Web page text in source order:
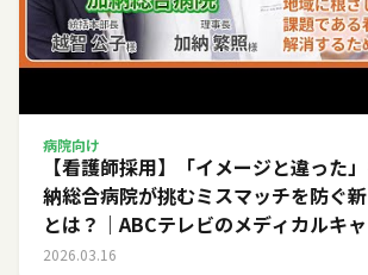
病院向け
【看護師採用】「イメージと違った
納総合病院が挑むミスマッチを防ぐ
とは？｜ABCテレビのメディカルキ
2026.03.16